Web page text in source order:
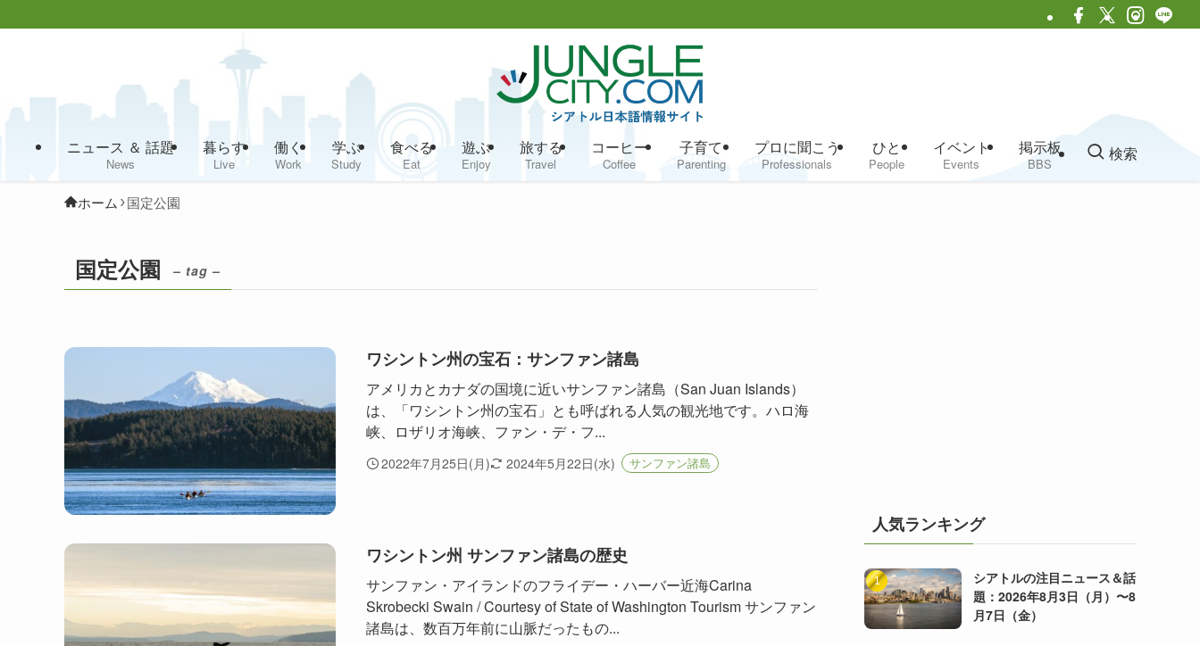
ニュース ＆ 話題
News
暮らす
Live
働く
Work
学ぶ
Study
食べる
Eat
遊ぶ
Enjoy
旅する
Travel
コーヒー
Coffee
子育て
Parenting
プロに聞こう
Professionals
ひと
People
イベント
Events
掲示板
BBS
検索
ホーム 国定公園
国定公園 – tag –
ワシントン州の宝石：サンファン諸島
アメリカとカナダの国境に近いサンファン諸島（San Juan Islands）
は、「ワシントン州の宝石」とも呼ばれる人気の観光地です。ハロ海
峡、ロザリオ海峡、ファン・デ・フ...
2022年7月25日(月) 2024年5月22日(水) サンファン諸島
ワシントン州 サンファン諸島の歴史
サンファン・アイランドのフライデー・ハーバー近海Carina
Skrobecki Swain / Courtesy of State of Washington Tourism サンファン
諸島は、数百万年前に山脈だったもの...
人気ランキング
シアトルの注目ニュース＆話
題：2026年8月3日（月）〜8
月7日（金）